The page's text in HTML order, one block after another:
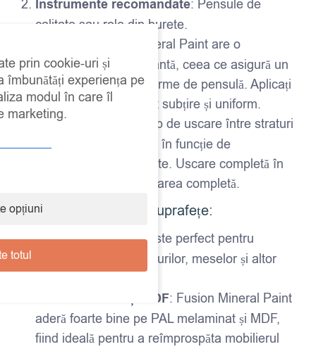
Instrumente recomandate: Pensule de
calitate sau role din burete.
: Fusion Mineral Paint are o
consistență autonivelantă, ceea ce asigură un
finisaj uniform și fără urme de pensulă. Aplicați
vopseaua într-un strat subțire și uniform.
Timp de uscare
: Timp de uscare între straturi
– aproximativ 2-4 ore, în funcție de
temperatură și umiditate. Uscare completă în
24 de ore pentru utilizarea completă.
Ideal pentru diverse suprafețe:
Mobilier din lemn: Este perfect pentru
recondiționarea dulapurilor, meselor și altor
PAL melaminat și MDF: Fusion Mineral Paint
aderă foarte bine pe PAL melaminat și MDF,
fiind ideală pentru a reîmprospăta mobilierul
prin cookie-uri și
îmbunătăți experiența pe
modul în care îl
marketing.
opțiuni
totul